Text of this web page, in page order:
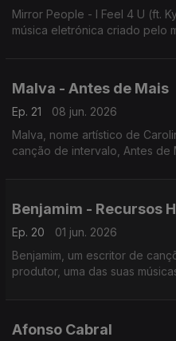
Mirror People - I Feel 4 U (ft.
música eletrónica criado pelo
Malva - Antes de Mais
Ep. 21
08 jun. 2026
Malva, nome artístico de
canção de intervalo, Antes de
Benjamim - Recursos
Ep. 20
01 jun. 2026
Benjamim, um escritor de
produtor, uma das suas
Afonso Cabral